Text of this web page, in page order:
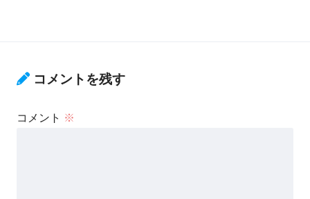
コメントを残す
コメント ※